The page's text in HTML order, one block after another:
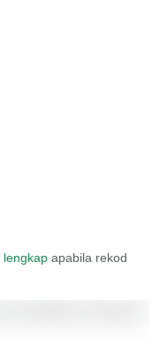
lengkap apabila rekod